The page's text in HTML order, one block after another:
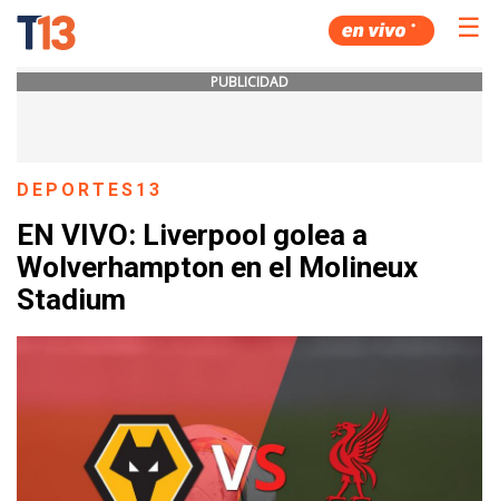
☰
PUBLICIDAD
DEPORTES13
EN VIVO: Liverpool golea a
Wolverhampton en el Molineux
Stadium